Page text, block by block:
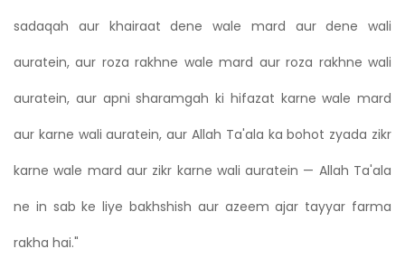
sadaqah aur khairaat dene wale mard aur dene wali
auratein, aur roza rakhne wale mard aur roza rakhne wali
auratein, aur apni sharamgah ki hifazat karne wale mard
aur karne wali auratein, aur Allah Ta'ala ka bohot zyada zikr
karne wale mard aur zikr karne wali auratein — Allah Ta'ala
ne in sab ke liye bakhshish aur azeem ajar tayyar farma
rakha hai."